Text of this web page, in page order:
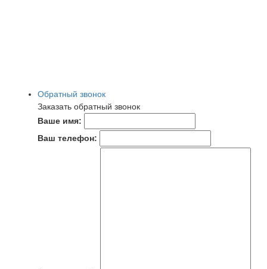
Обратный звонок
Заказать обратный звонок
Ваше имя:
Ваш телефон: